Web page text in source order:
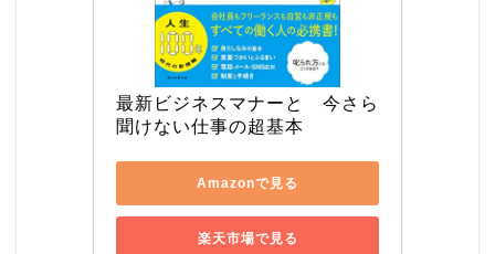
最新ビジネスマナーと　今さら
聞けない仕事の超基本
Amazonで見る
楽天市場で見る